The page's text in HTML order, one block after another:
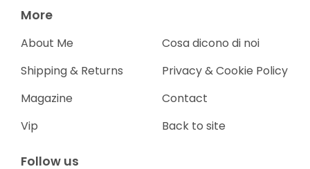
More
About Me
Shipping & Returns
Magazine
Vip
Cosa dicono di noi
Privacy & Cookie Policy
Contact
Back to site
Follow us